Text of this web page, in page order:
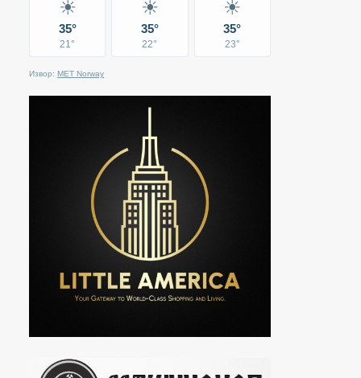
☀
35°
21°
☀
35°
22°
☀
35°
23°
Извор: MET Norway